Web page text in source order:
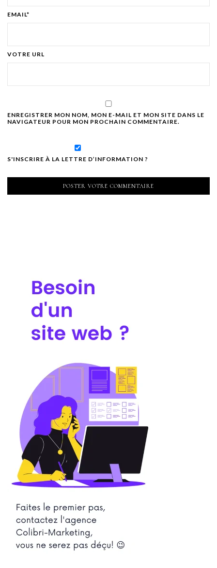
EMAIL*
VOTRE URL
ENREGISTRER MON NOM, MON E-MAIL ET MON SITE DANS LE
NAVIGATEUR POUR MON PROCHAIN COMMENTAIRE.
S'INSCRIRE À LA LETTRE D’INFORMATION ?